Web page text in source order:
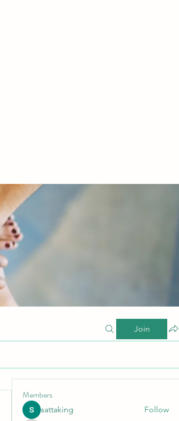
Join
Members
sattaking Follow